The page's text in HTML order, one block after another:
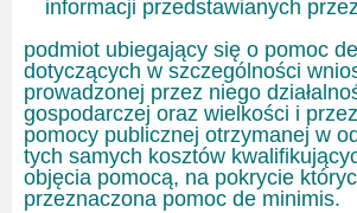
informacji przedstawianych
podmiot ubiegający się o pomoc
dotyczących w szczególności
prowadzonej przez niego
gospodarczej oraz wielkości i
pomocy publicznej otrzymanej w
tych samych kosztów
objęcia pomocą, na pokrycie
przeznaczona pomoc de minimis.